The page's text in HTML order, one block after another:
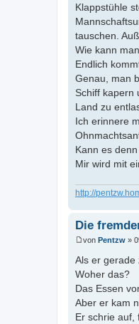
Klappstühle
tauschen.
Wie kann
Endlich
Genau, man
Schiff kapern
Land zu
Ich erinnere
Kann es
Mir wird mit
http://
Die
e
i
t
a
g
von Pentzw »
Als er gerade
Woher das?
Das Essen
Aber er kam
Er schrie auf,